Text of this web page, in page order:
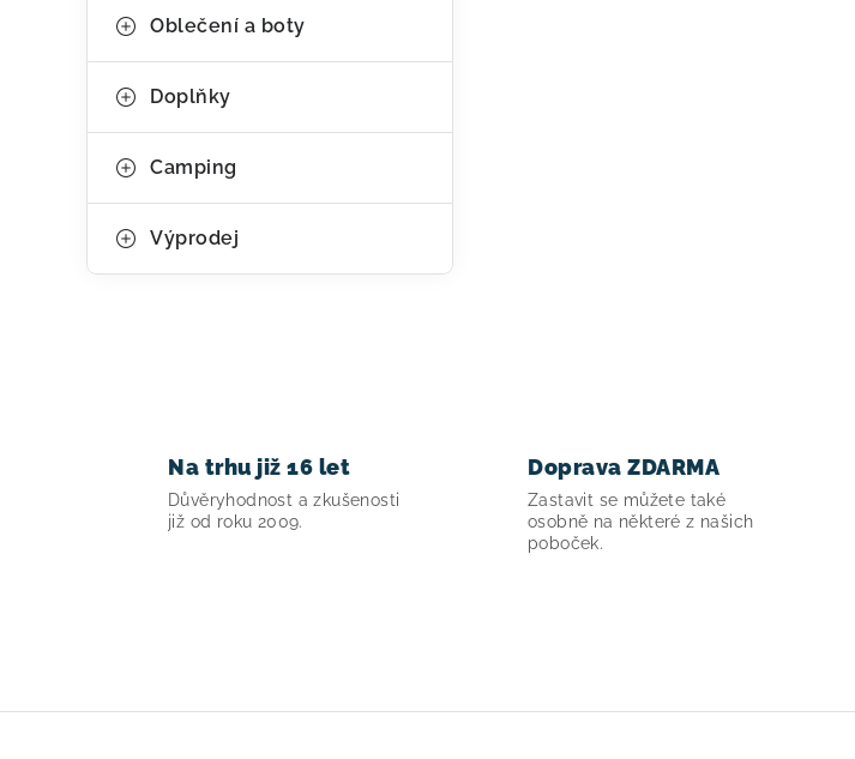
Oblečení a boty
Doplňky
Camping
Výprodej
Na trhu již 16 let
Důvěryhodnost a zkušenosti
již od roku 2009.
Doprava ZDARMA
Zastavit se můžete také
osobně na některé z našich
poboček.